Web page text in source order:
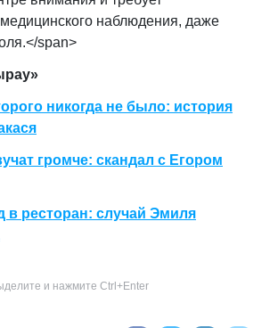
наблюдения, даже
span>
никогда не было: история
громче: скандал с Егором
в ресторан: случай Эмиля
и нажмите Ctrl+Enter